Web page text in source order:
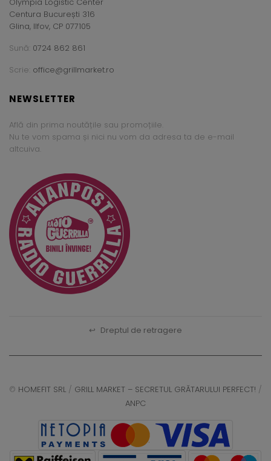
Centura București 316
Glina, Ilfov, CP 077105
Sună: 0724 862 861
Scrie: office@grillmarket.ro
NEWSLETTER
Află din prima noutățile sau promoțiile.
Nu te vom spama și nici nu vom da adresa ta de e-mail
altcuiva.
↩ Dreptul de retragere
© HOMEFIT SRL / GRILL MARKET – SECRETUL GRĂTARULUI PERFECT! /
ANPC